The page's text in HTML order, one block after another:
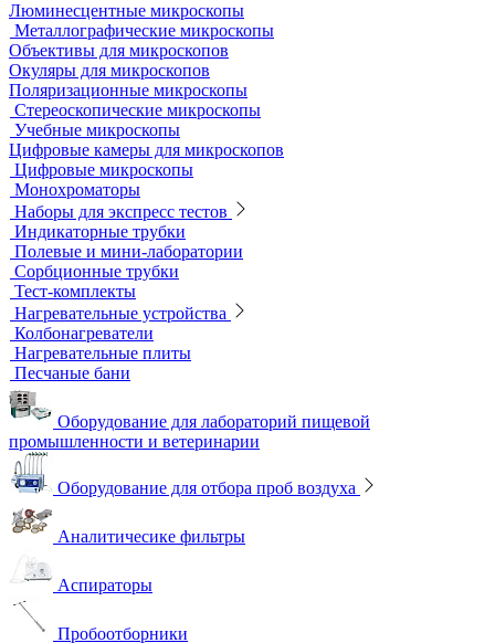
Жидкостные термостаты и криостаты
Лабораторная посуда
Воронки делительные
Колбы
Мерная посуда
Посуда общего назначения
Центрифужные пробирки
Микроскопы
Инвертируемые микроскопы
Комплектующие к микроскопам
Лабораторные микроскопы
Люминесцентные микроскопы
Металлографические микроскопы
Объективы для микроскопов
Окуляры для микроскопов
Поляризационные микроскопы
Стереоскопические микроскопы
Учебные микроскопы
Цифровые камеры для микроскопов
Цифровые микроскопы
Монохроматоры
Наборы для экспресс тестов
Индикаторные трубки
Полевые и мини-лаборатории
Сорбционные трубки
Тест-комплекты
Нагревательные устройства
Колбонагреватели
Нагревательные плиты
Песчаные бани